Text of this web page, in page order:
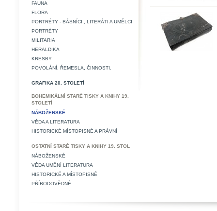
FAUNA
FLORA
PORTRÉTY - BÁSNÍCI , LITERÁTI A UMĚLCI
PORTRÉTY
MILITARIA
HERALDIKA
KRESBY
POVOLÁNÍ, ŘEMESLA, ČINNOSTI.
GRAFIKA 20. STOLETÍ
BOHEMIKÁLNÍ STARÉ TISKY A KNIHY 19.
STOLETÍ
NÁBOŽENSKÉ
VĚDA A LITERATURA
HISTORICKÉ MÍSTOPISNÉ A PRÁVNÍ
OSTATNÍ STARÉ TISKY A KNIHY 19. STOL
NÁBOŽENSKÉ
VĚDA UMĚNÍ LITERATURA
HISTORICKÉ A MÍSTOPISNÉ
PŘÍRODOVĚDNÉ